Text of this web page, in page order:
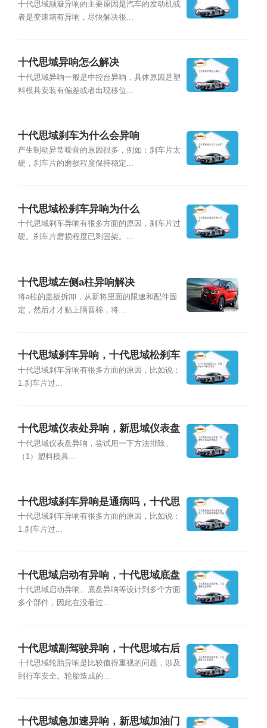
十代思域颠簸异响的主要原因是汽车的发动机或
者是变速箱有异响，尽快解决很...
十代思域异响怎么解决
十代思域异响一般是中控台异响，具体原因是塑
料模具安装有偏差或者出现移位...
十代思域刹车为什么会异响
产生制动异常噪音的原因很多，例如：刹车片太
硬，刹车片的磨损程度保持稳定...
十代思域松刹车异响为什么
十代思域刹车异响有很多方面的原因，刹车片过
硬。刹车片磨损程度已剩固架。...
十代思域左侧a柱异响解决
将a柱的盖板拆卸，从新将里面的限速和配件固
定，然后才才贴上隔音棉，将...
十代思域刹车异响，十代思域松刹车
异响
十代思域刹车异响有很多方面的原因，比如说：
1.刹车片过...
十代思域仪表处异响，新思域仪表盘
异响解决
十代思域仪表盘异响，尝试用一下方法排除。
（1）塑料模具...
十代思域刹车异响是通病吗，十代思
域异响解决方案
十代思域刹车异响有很多方面的原因，比如说：
1.刹车片过...
十代思域启动有异响，十代思域底盘
异响
十代思域启动异响、底盘异响等设计到多个方面
多个部件，因此在没看过...
十代思域副驾驶异响，十代思域右后
轮异响
十代思域轮胎异响是比较值得重视的问题，涉及
到行车安全。轮胎造成的...
十代思域急加速异响，新思域加油门